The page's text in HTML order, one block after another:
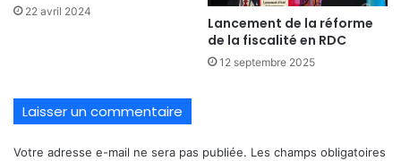
22 avril 2024
Lancement de la réforme
de la fiscalité en RDC
12 septembre 2025
Laisser un commentaire
Votre adresse e-mail ne sera pas publiée. Les champs obligatoires